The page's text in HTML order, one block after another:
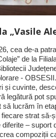
„Vasile
cea de-a
de la
-
și cuvinte,
legătură pot
lucrăm în
strat să-
– suport
compoziții